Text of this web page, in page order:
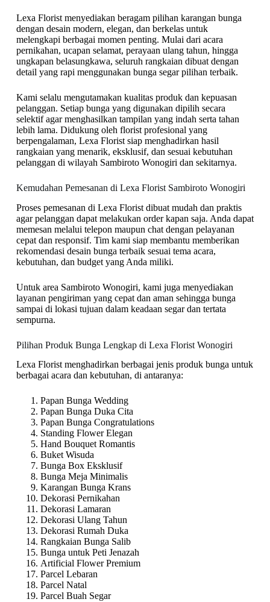
Lexa Florist menyediakan beragam pilihan karangan bunga
dengan desain modern, elegan, dan berkelas untuk
melengkapi berbagai momen penting. Mulai dari acara
pernikahan, ucapan selamat, perayaan ulang tahun, hingga
ungkapan belasungkawa, seluruh rangkaian dibuat dengan
detail yang rapi menggunakan bunga segar pilihan terbaik.
Kami selalu mengutamakan kualitas produk dan kepuasan
pelanggan. Setiap bunga yang digunakan dipilih secara
selektif agar menghasilkan tampilan yang indah serta tahan
lebih lama. Didukung oleh florist profesional yang
berpengalaman, Lexa Florist siap menghadirkan hasil
rangkaian yang menarik, eksklusif, dan sesuai kebutuhan
pelanggan di wilayah Sambiroto Wonogiri dan sekitarnya.
Kemudahan Pemesanan di Lexa Florist Sambiroto Wonogiri
Proses pemesanan di Lexa Florist dibuat mudah dan praktis
agar pelanggan dapat melakukan order kapan saja. Anda dapat
memesan melalui telepon maupun chat dengan pelayanan
cepat dan responsif. Tim kami siap membantu memberikan
rekomendasi desain bunga terbaik sesuai tema acara,
kebutuhan, dan budget yang Anda miliki.
Untuk area Sambiroto Wonogiri, kami juga menyediakan
layanan pengiriman yang cepat dan aman sehingga bunga
sampai di lokasi tujuan dalam keadaan segar dan tertata
sempurna.
Pilihan Produk Bunga Lengkap di Lexa Florist Wonogiri
Lexa Florist menghadirkan berbagai jenis produk bunga untuk
berbagai acara dan kebutuhan, di antaranya:
Papan Bunga Wedding
Papan Bunga Duka Cita
Papan Bunga Congratulations
Standing Flower Elegan
Hand Bouquet Romantis
Buket Wisuda
Bunga Box Eksklusif
Bunga Meja Minimalis
Karangan Bunga Krans
Dekorasi Pernikahan
Dekorasi Lamaran
Dekorasi Ulang Tahun
Dekorasi Rumah Duka
Rangkaian Bunga Salib
Bunga untuk Peti Jenazah
Artificial Flower Premium
Parcel Lebaran
Parcel Natal
Parcel Buah Segar